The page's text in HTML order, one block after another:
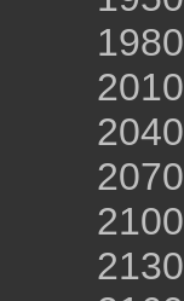
1980
2010
2040
2070
2100
2130